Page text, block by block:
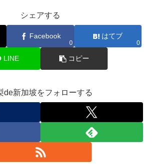
シェアする
Facebook
0
はてブ
0
LINE コピー
de新加坡をフォローする